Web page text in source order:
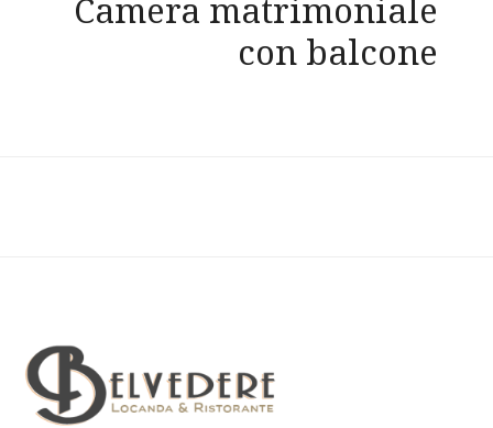
Camera matrimoniale
con balcone